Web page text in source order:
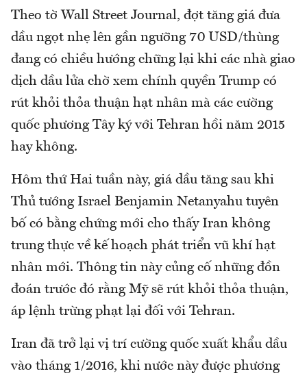
Theo tờ Wall Street Journal, đợt tăng giá đưa
dầu ngọt nhẹ lên gần ngưỡng 70 USD/thùng
đang có chiều hướng chững lại khi các nhà giao
dịch dầu lửa chờ xem chính quyền Trump có
rút khỏi thỏa thuận hạt nhân mà các cường
quốc phương Tây ký với Tehran hồi năm 2015
hay không.
Hôm thứ Hai tuần này, giá dầu tăng sau khi
Thủ tướng Israel Benjamin Netanyahu tuyên
bố có bằng chứng mới cho thấy Iran không
trung thực về kế hoạch phát triển vũ khí hạt
nhân mới. Thông tin này củng cố những đồn
đoán trước đó rằng Mỹ sẽ rút khỏi thỏa thuận,
áp lệnh trừng phạt lại đối với Tehran.
Iran đã trở lại vị trí cường quốc xuất khẩu dầu
vào tháng 1/2016, khi nước này được phương